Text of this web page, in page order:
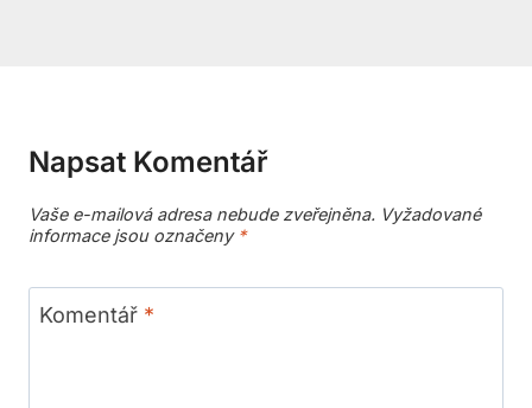
Napsat Komentář
Vaše e-mailová adresa nebude zveřejněna. Vyžadované
informace jsou označeny *
Komentář *